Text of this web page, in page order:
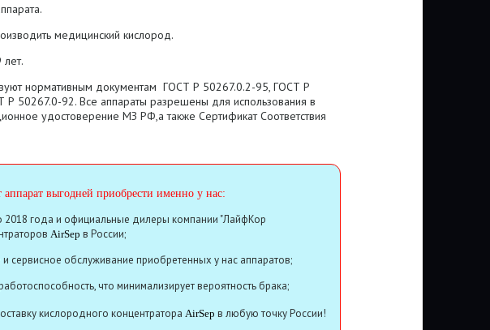
медицинский кислород.
нормативным документам ГОСТ Р 50267.0.2-95, ГОСТ Р
50267.0-92. Все аппараты разрешены для использования в
удостоверение МЗ РФ,а также Сертификат Соответствия
выгодней приобрести именно у нас:
2018 года и официальные дилеры компании "ЛайфКор
AirSep в России;
сервисное обслуживание приобретенных у нас аппаратов;
что минимализирует вероятность брака;
кислородного концентратора AirSep в любую точку России!